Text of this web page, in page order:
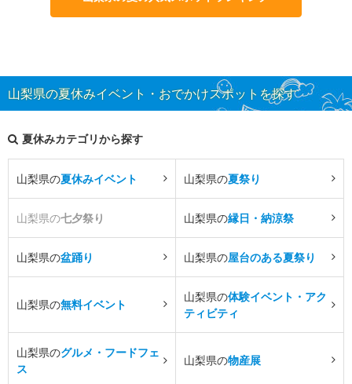
山梨県の夏休みイベント・おでかけスポットを探す
夏休みカテゴリから探す
山梨県の夏休みイベント 山梨県の夏祭り
山梨県の七夕祭り 山梨県の縁日・納涼祭
山梨県の盆踊り 山梨県の屋台のある夏祭り
山梨県の無料イベント
山梨県の体験イベント・アク
ティビティ
山梨県のグルメ・フードフェ
ス
山梨県の物産展